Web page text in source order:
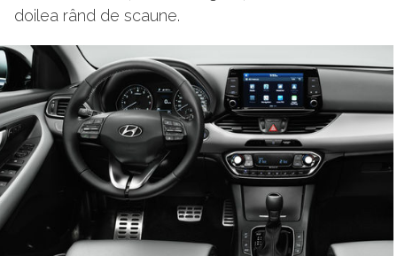
doilea rând de scaune.